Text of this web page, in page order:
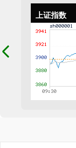
上证指数